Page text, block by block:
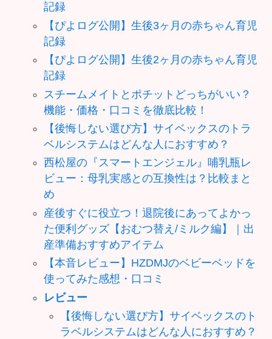
記録
【ぴよログ公開】生後3ヶ月の赤ちゃん育児
記録
【ぴよログ公開】生後2ヶ月の赤ちゃん育児
記録
スチームメイトとポチットどっちがいい？
機能・価格・口コミを徹底比較！
【後悔しない選び方】サイベックスのトラ
ベルシステムはどんな人におすすめ？
西松屋の『スマートエンジェル』哺乳瓶レ
ビュー：母乳実感との互換性は？比較まと
め
産後すぐに役立つ！退院後にあってよかっ
た便利グッズ【おむつ替え/ミルク編】｜出
産準備おすすめアイテム
【本音レビュー】HZDMJのベビーベッドを
使ってみた感想・口コミ
レビュー
【後悔しない選び方】サイベックスのト
ラベルシステムはどんな人におすすめ？